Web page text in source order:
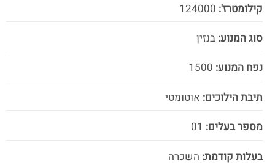
קילומטרז':
סוג המנוע: בנזין
נפח המנוע:
תיבת הילוכים: אוטומטי
מספר בעלים:
בעלות קודמת: השכרה